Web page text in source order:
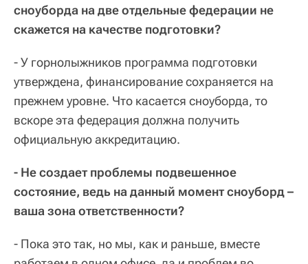
сноуборда на две отдельные федерации не
скажется на качестве подготовки?
- У горнолыжников программа подготовки
утверждена, финансирование сохраняется на
прежнем уровне. Что касается сноуборда, то
вскоре эта федерация должна получить
официальную аккредитацию.
- Не создает проблемы подвешенное
состояние, ведь на данный момент сноуборд –
ваша зона ответственности?
- Пока это так, но мы, как и раньше, вместе